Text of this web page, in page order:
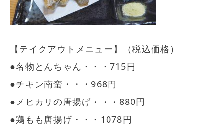
【テイクアウトメニュー】（税込価格）
●名物とんちゃん・・・715円
●チキン南蛮・・・968円
●メヒカリの唐揚げ・・・880円
●鶏もも唐揚げ・・・1078円